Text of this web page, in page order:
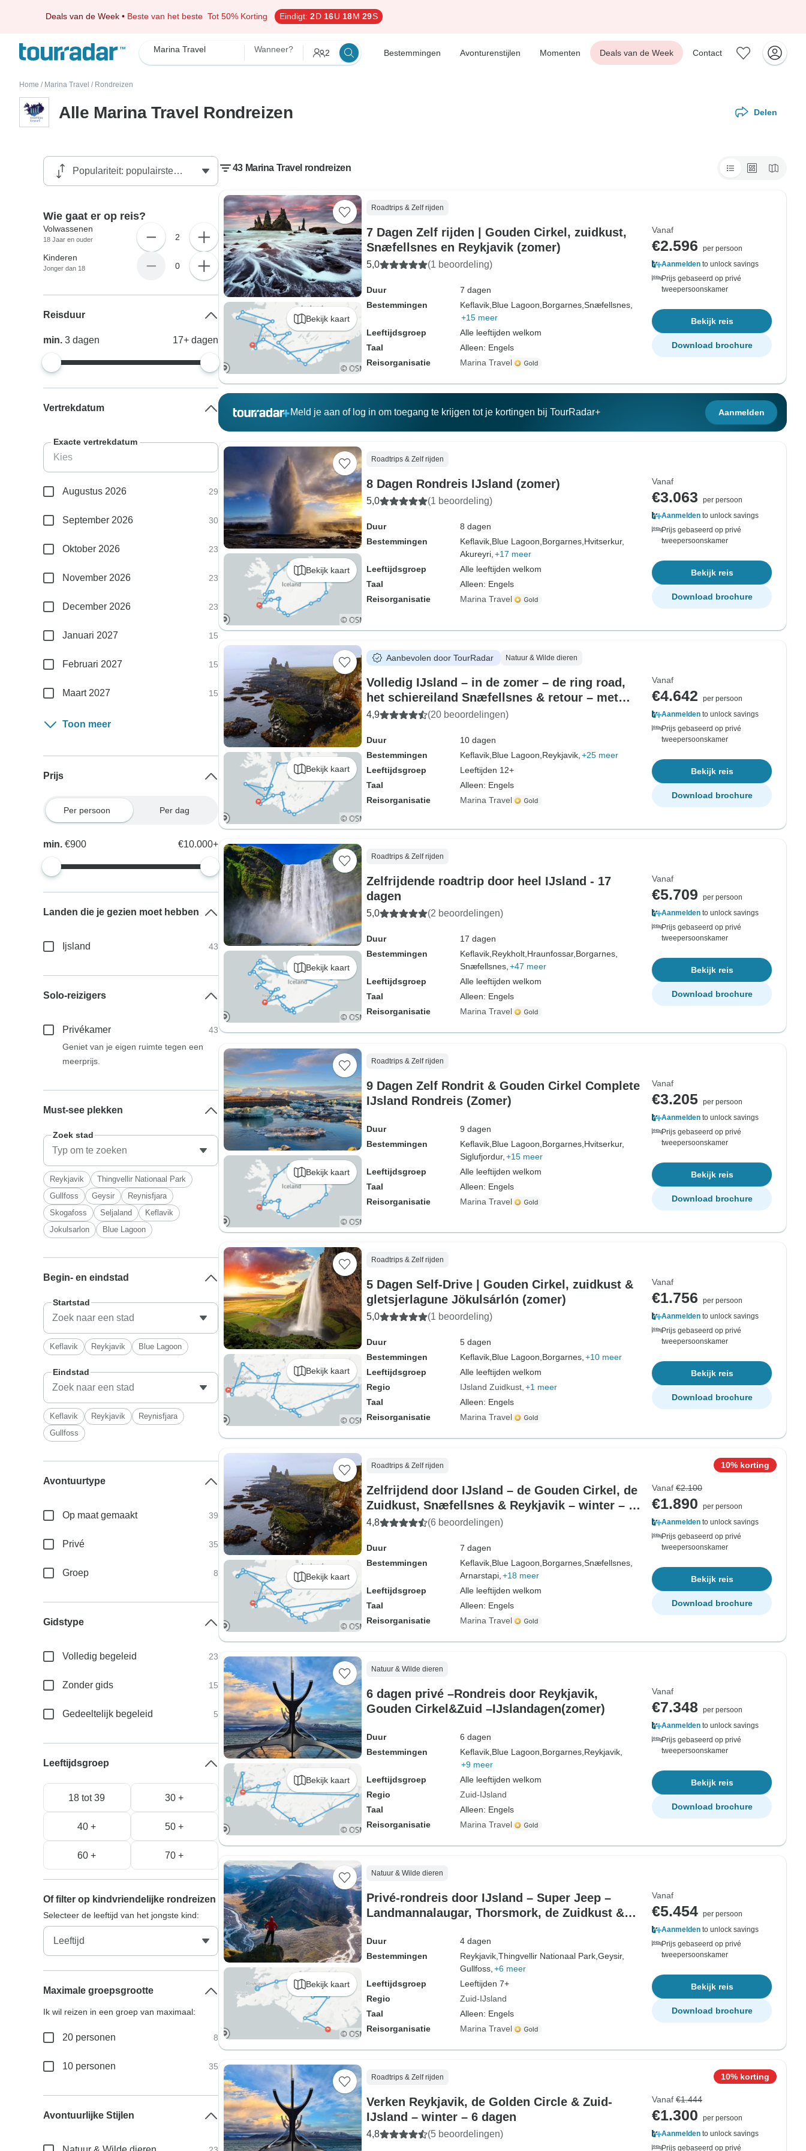
Deals van de Week • Beste van het beste Tot 50% Korting Eindigt: 2D 16U 18M 28S
Marina Travel Wanneer? 2 Bestemmingen Avonturenstijlen Momenten Deals van de Week Contact
Home / Marina Travel / Rondreizen
Alle Marina Travel Rondreizen Delen
43 Marina Travel rondreizen
Bekijk kaart
Roadtrips & Zelf rijden
7 Dagen Zelf rijden | Gouden Cirkel, zuidkust,
Snæfellsnes en Reykjavik (zomer)
5,0 (1 beoordeling)
Duur
7 dagen
Bestemmingen
Keflavik, Blue Lagoon, Borgarnes, Snæfellsnes,
+15 meer
Leeftijdsgroep
Alle leeftijden welkom
Taal
Alleen: Engels
Reisorganisatie
Marina Travel
Vanaf
€2.596
per persoon
Aanmelden to unlock savings
Prijs gebaseerd op privé
tweepersoonskamer
Bekijk reis
Download brochure
Meld je aan of log in om toegang te krijgen tot je kortingen bij TourRadar+ Aanmelden
Bekijk kaart
Roadtrips & Zelf rijden
8 Dagen Rondreis IJsland (zomer)
5,0 (1 beoordeling)
Duur
8 dagen
Bestemmingen
Keflavik, Blue Lagoon, Borgarnes, Hvitserkur,
Akureyri, +17 meer
Leeftijdsgroep
Alle leeftijden welkom
Taal
Alleen: Engels
Reisorganisatie
Marina Travel
Vanaf
€3.063
per persoon
Aanmelden to unlock savings
Prijs gebaseerd op privé
tweepersoonskamer
Bekijk reis
Download brochure
Bekijk kaart
Aanbevolen door TourRadar Natuur & Wilde dieren
Volledig IJsland – in de zomer – de ring road,
het schiereiland Snæfellsnes & retour – met
luchthaven-transfer – een groepsrondreis – 10
4,9 (20 beoordelingen)
Duur
10 dagen
Bestemmingen
Keflavik, Blue Lagoon, Reykjavik, +25 meer
Leeftijdsgroep
Leeftijden 12+
Taal
Alleen: Engels
Reisorganisatie
Marina Travel
Vanaf
€4.642
per persoon
Aanmelden to unlock savings
Prijs gebaseerd op privé
tweepersoonskamer
Bekijk reis
Download brochure
Bekijk kaart
Roadtrips & Zelf rijden
Zelfrijdende roadtrip door heel IJsland - 17
dagen
5,0 (2 beoordelingen)
Duur
17 dagen
Bestemmingen
Keflavik, Reykholt, Hraunfossar, Borgarnes,
Snæfellsnes, +47 meer
Leeftijdsgroep
Alle leeftijden welkom
Taal
Alleen: Engels
Reisorganisatie
Marina Travel
Vanaf
€5.709
per persoon
Aanmelden to unlock savings
Prijs gebaseerd op privé
tweepersoonskamer
Bekijk reis
Download brochure
Bekijk kaart
Roadtrips & Zelf rijden
9 Dagen Zelf Rondrit & Gouden Cirkel Complete
IJsland Rondreis (Zomer)
Duur
9 dagen
Bestemmingen
Keflavik, Blue Lagoon, Borgarnes, Hvitserkur,
Siglufjordur, +15 meer
Leeftijdsgroep
Alle leeftijden welkom
Taal
Alleen: Engels
Reisorganisatie
Marina Travel
Vanaf
€3.205 per persoon
Aanmelden to unlock savings
Prijs gebaseerd op privé
tweepersoonskamer
Bekijk reis
Download brochure
Bekijk kaart
Roadtrips & Zelf rijden
5 Dagen Self-Drive | Gouden Cirkel, zuidkust &
gletsjerlagune Jökulsárlón (zomer)
5,0 (1 beoordeling)
Duur
5 dagen
Bestemmingen
Keflavik, Blue Lagoon, Borgarnes, +10 meer
Leeftijdsgroep
Alle leeftijden welkom
Regio
IJsland Zuidkust +1 meer
Taal
Alleen: Engels
Reisorganisatie
Marina Travel
Vanaf
€1.756
per persoon
Aanmelden to unlock savings
Prijs gebaseerd op privé
tweepersoonskamer
Bekijk reis
Download brochure
Bekijk kaart
Roadtrips & Zelf rijden
Zelfrijdend door IJsland – de Gouden Cirkel, de
Zuidkust, Snæfellsnes & Reykjavik – winter – 7
dagen
4,8 (6 beoordelingen)
Duur
7 dagen
Bestemmingen
Keflavik, Blue Lagoon, Borgarnes, Snæfellsnes,
Arnarstapi, +18 meer
Leeftijdsgroep
Alle leeftijden welkom
Taal
Alleen: Engels
Reisorganisatie
Marina Travel
10% korting
Vanaf €2.100
€1.890
per persoon
Aanmelden to unlock savings
Prijs gebaseerd op privé
tweepersoonskamer
Bekijk reis
Download brochure
Bekijk kaart
Natuur & Wilde dieren
6 dagen privé –Rondreis door Reykjavik,
Gouden Cirkel&Zuid –IJslandagen(zomer)
Duur
6 dagen
Bestemmingen
Keflavik, Blue Lagoon, Borgarnes, Reykjavik,
+9 meer
Leeftijdsgroep
Alle leeftijden welkom
Regio
Zuid-IJsland
Taal
Alleen: Engels
Reisorganisatie
Marina Travel
Vanaf
€7.348
per persoon
Aanmelden to unlock savings
Prijs gebaseerd op privé
tweepersoonskamer
Bekijk reis
Download brochure
Bekijk kaart
Natuur & Wilde dieren
Privé-rondreis door IJsland – Super Jeep –
Landmannalaugar, Thorsmork, de Zuidkust &
Duur
4 dagen
Bestemmingen
Reykjavik, Thingvellir Nationaal Park, Geysir,
Gullfoss, +6 meer
Leeftijdsgroep
Leeftijden 7+
Regio
Zuid-IJsland
Taal
Alleen: Engels
Reisorganisatie
Marina Travel
Vanaf
€5.454 per persoon
Aanmelden to unlock savings
Prijs gebaseerd op privé
tweepersoonskamer
Bekijk reis
Download brochure
Roadtrips & Zelf rijden
Verken Reykjavik, de Golden Circle & Zuid-
IJsland – winter – 6 dagen
4,8 (5 beoordelingen)
10% korting
Vanaf €1.444
€1.300
per persoon
Aanmelden to unlock savings
Prijs gebaseerd op privé
Wie gaat er op reis?
Volwassenen
18 Jaar en ouder 2
Kinderen
Jonger dan 18 0
Reisduur
min.3dagen 17+ dagen
Vertrekdatum
Exacte vertrekdatum
Augustus 2026 29
September 2026 30
Oktober 2026 23
November 2026 23
December 2026 23
Januari 2027 15
Februari 2027 15
Maart 2027 15
Toon meer
Prijs
Per persoon Per dag
min.€900 €10.000+
Landen die je gezien moet hebben
Ijsland 43
Solo-reizigers
Privékamer
43
Geniet van je eigen ruimte tegen een
meerprijs.
Must-see plekken
Zoek stad
Reykjavik
Thingvellir Nationaal Park
Gullfoss
Geysir
Reynisfjara
Skogafoss
Seljaland
Keflavik
Jokulsarlon
Blue Lagoon
Begin- en eindstad
Startstad
Keflavik Reykjavik Blue Lagoon
Eindstad
Keflavik Reykjavik
Reynisfjara
Gullfoss
Avontuurtype
Op maat gemaakt 39
Privé 35
Groep 8
Gidstype
Volledig begeleid 23
Zonder gids 15
Gedeeltelijk begeleid 5
Leeftijdsgroep
18 tot 39 30 +
40 + 50 +
60 + 70 +
Of filter op kindvriendelijke rondreizen
Selecteer de leeftijd van het jongste kind:
Maximale groepsgrootte
Ik wil reizen in een groep van maximaal:
20 personen 8
10 personen 35
Avontuurlijke Stijlen